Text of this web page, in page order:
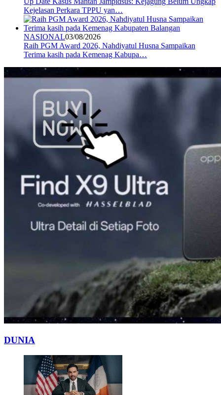
Kejelasan Perkara TPPU yan…
NASIONAL03/08/2026
Raih PGM Award 2026, Nahdiyatul Husna Sampaikan
Terima kasih pada Kemenag Kabupa…
DUNIA